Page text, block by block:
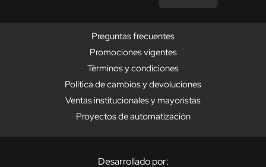
Preguntas frecuentes
Promociones vigentes
Términos y condiciones
Política de cambios y devoluciones
Ventas institucionales y mayoristas
Proyectos de automatización
Desarrollado por: